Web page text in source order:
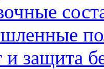
защита